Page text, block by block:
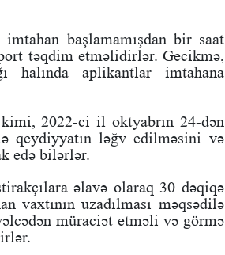
başlamamışdan bir saat
təqdim etməlidirlər. Gecikmə,
halında aplikantlar imtahana
2022-ci il oktyabrın 24-dən
qeydiyyatın ləğv edilməsini və
edə bilərlər.
əlavə olaraq 30 dəqiqə
uzadılması məqsədilə
müraciət etməli və görmə